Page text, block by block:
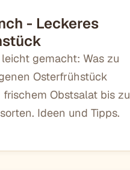
- Leckeres
gemacht: Was zu
Osterfrühstück
Obstsalat bis zu
Ideen und Tipps.